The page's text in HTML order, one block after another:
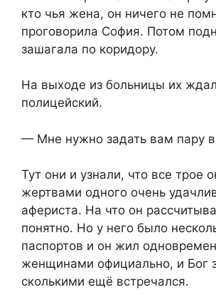
кто чья жена, он ничего не
проговорила София. Потом
зашагала по коридору.​
​На выходе из больницы их ждал
полицейский.​
​— Мне нужно задать вам пару
​Тут они и узнали, что все трое
жертвами одного очень
афериста. На что он
понятно. Но у него было
паспортов и он жил
женщинами официально, и Бог
сколькими ещё встречался.​